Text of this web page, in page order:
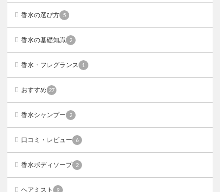
香水の選び方 5
香水の基礎知識 2
香水・フレグランス 1
おすすめ 27
香水シャンプー 2
口コミ・レビュー 6
香水ボディソープ 2
ヘアミスト 9